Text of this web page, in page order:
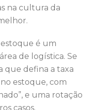
na cultura da
é um
de logística. Se
que defina a taxa
estoque, com
e uma rotação
casos.